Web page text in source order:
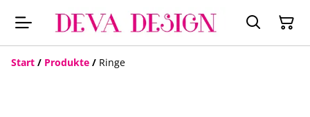
Start / Produkte / Ringe